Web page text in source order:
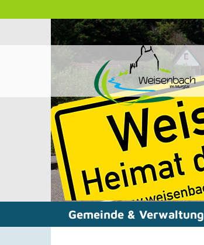
Gemeinde & Verwaltung